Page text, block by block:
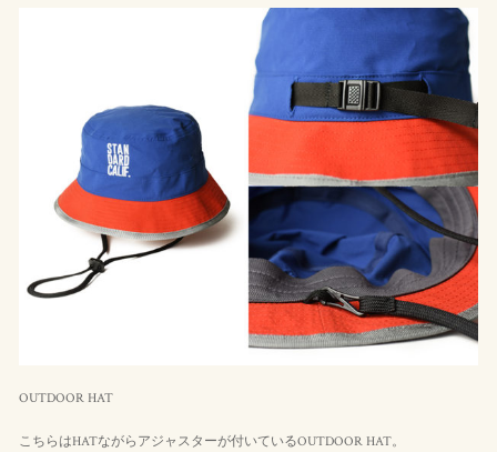
OUTDOOR HAT
こちらはHATながらアジャスターが付いているOUTDOOR HAT。